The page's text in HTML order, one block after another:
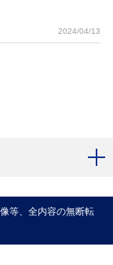
2024/04/13
等、全内容の無断転